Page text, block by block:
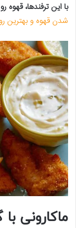
با این ترفندها،
شدن قهوه و بهترین
ماکارونی